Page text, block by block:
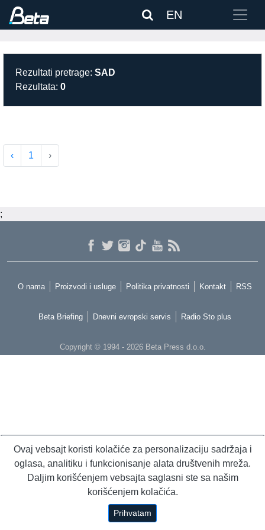
EN
Rezultati pretrage: SAD
Rezultata: 0
‹ 1 ›
;
O nama Proizvodi i usluge Politika privatnosti Kontakt RSS
Beta Briefing Dnevni evropski servis Radio Sto plus
Copyright © 1994 - 2026 Beta Press d.o.o.
Ovaj vebsajt koristi kolačiće za personalizaciju sadržaja i
oglasa, analitiku i funkcionisanje alata društvenih mreža.
Daljim korišćenjem vebsajta saglasni ste sa našim
korišćenjem kolačića.
Prihvatam